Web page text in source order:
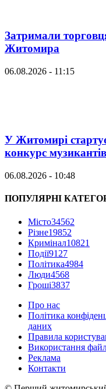
Затримали
Житомира
06.08.2026 - 11:15
У Житомирі
конкурс музикантів
06.08.2026 - 10:48
ПОПУЛЯРНІ
Місто34562
Різне19852
Кримінал10821
Події9127
Політика4984
Люди4568
Гроші3837
Про нас
Політика
даних
Правила
Використання
Реклама
Контакти